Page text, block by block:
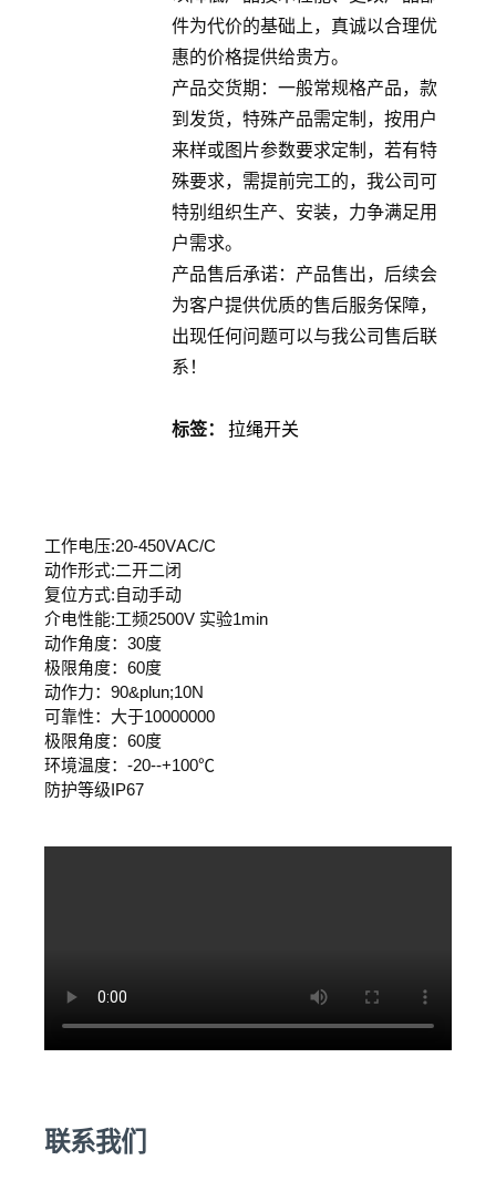
件为代价的基础上，真诚以合理优
惠的价格提供给贵方。
产品交货期：一般常规格产品，款
到发货，特殊产品需定制，按用户
来样或图片参数要求定制，若有特
殊要求，需提前完工的，我公司可
特别组织生产、安装，力争满足用
户需求。
产品售后承诺：产品售出，后续会
为客户提供优质的售后服务保障，
出现任何问题可以与我公司售后联
系！
标签： 拉绳开关
工作电压:20-450VAC/C
动作形式:二开二闭
复位方式:自动手动
介电性能:工频2500V 实验1min
动作角度：30度
极限角度：60度
动作力：90&plun;10N
可靠性：大于10000000
极限角度：60度
环境温度：-20--+100℃
防护等级IP67
联系我们